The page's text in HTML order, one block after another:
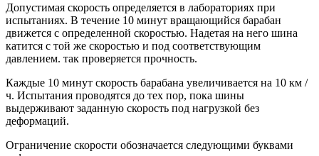
Допустимая скорость определяется в лабораториях при
испытаниях. В течение 10 минут вращающийся барабан
движется с определенной скоростью. Надетая на него шина
катится с той же скоростью и под соответствующим
давлением. так проверяется прочность.
Каждые 10 минут скорость барабана увеличивается на 10 км /
ч. Испытания проводятся до тех пор, пока шины
выдерживают заданную скорость под нагрузкой без
деформаций.
Ограничение скорости обозначается следующими буквами